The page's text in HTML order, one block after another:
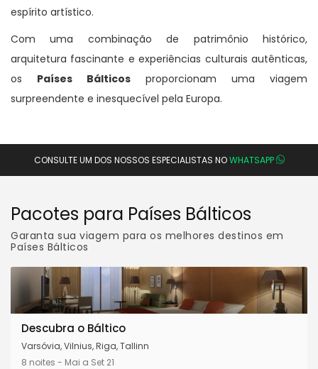
espírito artístico.
Com uma combinação de patrimônio histórico,
arquitetura fascinante e experiências culturais autênticas,
os Países Bálticos proporcionam uma viagem
surpreendente e inesquecível pela Europa.
CONSULTE UM DOS NOSSOS ESPECIALISTAS NOWHATSAPP
Pacotes para Países Bálticos
Garanta sua viagem para os melhores destinos em
Países Bálticos
Descubra o Báltico
Varsóvia, Vilnius, Riga, Tallinn
8 noites - Mai a Set 21